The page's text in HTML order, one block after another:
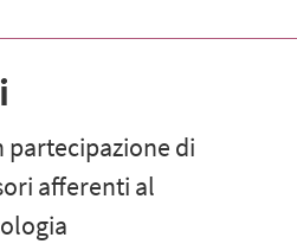
partecipazione di
afferenti al